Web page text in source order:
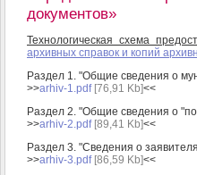
документов»
Технологическая схема
архивных справок и копий
Раздел 1. "Общие сведения о
>>arhiv-1.pdf[76,91 Kb]<<
Раздел 2. "Общие сведения о
>>arhiv-2.pdf[89,41 Kb]<<
Раздел 3. "Сведения о
>>arhiv-3.pdf[86,59 Kb]<<